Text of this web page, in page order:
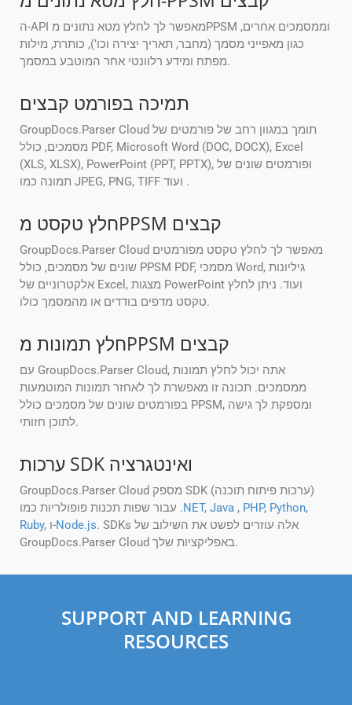
ה-API מאפשר לך לחלץ מטא נתונים מPPSM וממסמכים אחרים,
כגון מאפייני מסמך (מחבר, תאריך יצירה וכו’), כותרת, מילות
מפתח ומידע רלוונטי אחר המוטבע במסמך.
תמיכה בפורמט קבצים
GroupDocs.Parser Cloud תומך במגוון רחב של פורמטים של
מסמכים, כולל PDF, Microsoft Word (DOC, DOCX), Excel
(XLS, XLSX), PowerPoint (PPT, PPTX), ופורמטים שונים של
תמונה כמו JPEG, PNG, TIFF ועוד .
חלץ טקסט מPPSM קבצים
GroupDocs.Parser Cloud מאפשר לך לחלץ טקסט מפורמטים
שונים של מסמכים, כולל PPSM PDF, מסמכי Word, גיליונות
אלקטרוניים של Excel, מצגות PowerPoint ועוד. ניתן לחלץ
טקסט מדפים בודדים או מהמסמך כולו.
חלץ תמונות מPPSM קבצים
עם GroupDocs.Parser Cloud, אתה יכול לחלץ תמונות
ממסמכים. תכונה זו מאפשרת לך לאחזר תמונות המוטמעות
בפורמטים שונים של מסמכים כולל PPSM, ומספקת לך גישה
לתוכן חזותי.
ערכות SDK ואינטגרציה
GroupDocs.Parser Cloud מספק SDK (ערכות פיתוח תוכנה)
.NET, Java , PHP, Python,
Ruby
, ו-Node.js. SDKs אלה עוזרים לפשט את השילוב של
GroupDocs.Parser Cloud באפליקציות שלך.
SUPPORT AND LEARNING
RESOURCES